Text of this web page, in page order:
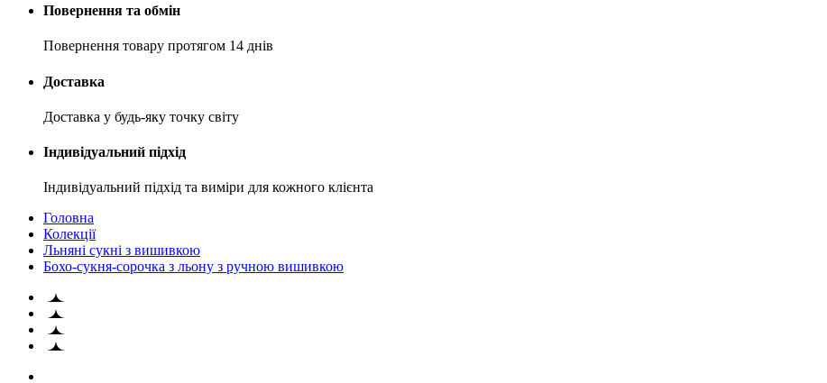
Повернення та обмін
Повернення товару протягом 14 днів
Доставка
Доставка у будь-яку точку світу
Індивідуальний підхід
Індивідуальний підхід та виміри для кожного клієнта
Головна
Колекції
Льняні сукні з вишивкою
Бохо-сукня-сорочка з льону з ручною вишивкою